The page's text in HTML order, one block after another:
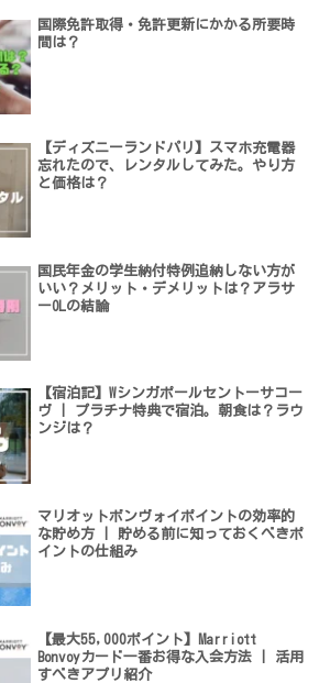
国際免許取得・免許更新にかかる所要時
間は？
【ディズニーランドパリ】スマホ充電器
忘れたので、レンタルしてみた。やり方
と価格は？
国民年金の学生納付特例追納しない方が
いい？メリット・デメリットは？アラサ
ーOLの結論
【宿泊記】Wシンガポールセントーサコー
ヴ | プラチナ特典で宿泊。朝食は？ラウ
ンジは？
マリオットボンヴォイポイントの効率的
な貯め方 | 貯める前に知っておくべきポ
イントの仕組み
【最大55,000ポイント】Marriott
Bonvoyカード一番お得な入会方法 | 活用
すべきアプリ紹介